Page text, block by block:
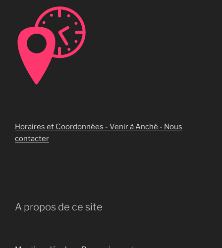
Horaires et Coordonnées - Venir à Anché - Nous
contacter
A propos de ce site